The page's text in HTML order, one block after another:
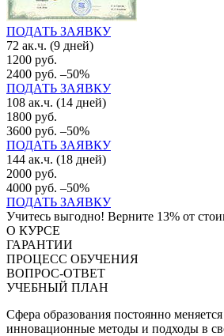
ПОДАТЬ ЗАЯВКУ
72 ак.ч. (9 дней)
1200 руб.
2400 руб. –50%
ПОДАТЬ ЗАЯВКУ
108 ак.ч. (14 дней)
1800 руб.
3600 руб. –50%
ПОДАТЬ ЗАЯВКУ
144 ак.ч. (18 дней)
2000 руб.
4000 руб. –50%
ПОДАТЬ ЗАЯВКУ
Учитесь выгодно! Верните 13% от
О КУРСЕ
ГАРАНТИИ
ПРОЦЕСС ОБУЧЕНИЯ
ВОПРОС-ОТВЕТ
УЧЕБНЫЙ ПЛАН
Сфера образования постоянно
инновационные методы и подходы в